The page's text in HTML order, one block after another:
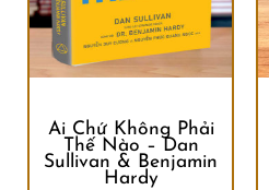
Ai Chứ Không Phải
Thế Nào – Dan
Sullivan & Benjamin
Hardy